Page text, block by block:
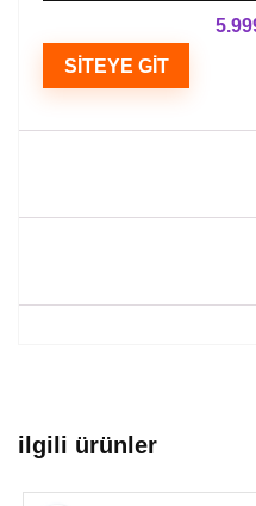
SITEYE GIT
ilgili ürünler